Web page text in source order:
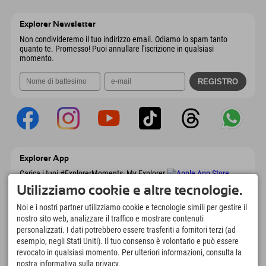
Explorer Newsletter
Non condivideremo il tuo indirizzo email. Odiamo lo spam tanto
quanto te. Promesso! Puoi annullare l'iscrizione in qualsiasi
momento.
Explorer App
Carica i tuoi #ExplorerMoments, My Explorer
lista dei desideri, panoramica dei ristoranti e
molto altro. Scaricalo subito!
È tempo di momenti da esploratore
166
Laghi di montagna e piscine
4.634km
Utilizziamo cookie e altre tecnologie.
Noi e i nostri partner utilizziamo cookie e tecnologie simili per gestire il
nostro sito web, analizzare il traffico e mostrare contenuti
personalizzati. I dati potrebbero essere trasferiti a fornitori terzi (ad
esempio, negli Stati Uniti). Il tuo consenso è volontario e può essere
revocato in qualsiasi momento. Per ulteriori informazioni, consulta la
nostra informativa sulla privacy.